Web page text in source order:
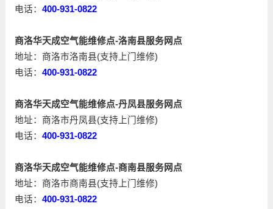
电话： 400-931-0822
商洛华天成空气能维修点-洛南县服务网点
地址：商洛市洛南县(支持上门维修)
电话： 400-931-0822
商洛华天成空气能维修点-丹凤县服务网点
地址：商洛市丹凤县(支持上门维修)
电话： 400-931-0822
商洛华天成空气能维修点-商南县服务网点
地址：商洛市商南县(支持上门维修)
电话： 400-931-0822